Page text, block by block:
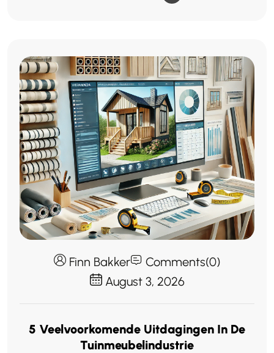
Finn Bakker
Comments(0)
August 3, 2026
5 Veelvoorkomende Uitdagingen In De
Tuinmeubelindustrie